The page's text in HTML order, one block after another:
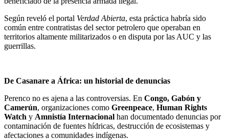
Según reveló el portal Verdad Abierta, esta práctica habría sido
común entre contratistas del sector petrolero que operaban en
territorios altamente militarizados o en disputa por las AUC y las
guerrillas.
De Casanare a África: un historial de denuncias
Perenco no es ajena a las controversias. En Congo, Gabón y
Camerún, organizaciones como Greenpeace, Human Rights
Watch y Amnistía Internacional han documentado denuncias por
contaminación de fuentes hídricas, destrucción de ecosistemas y
afectaciones a comunidades indígenas.